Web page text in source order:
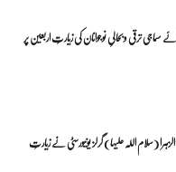
ترقی و بحالیِ نوجوانان کی زیارتِ اربعین پر
(سلام اللہ علیہا) گرلز یونیورسٹی نے زیارتِ